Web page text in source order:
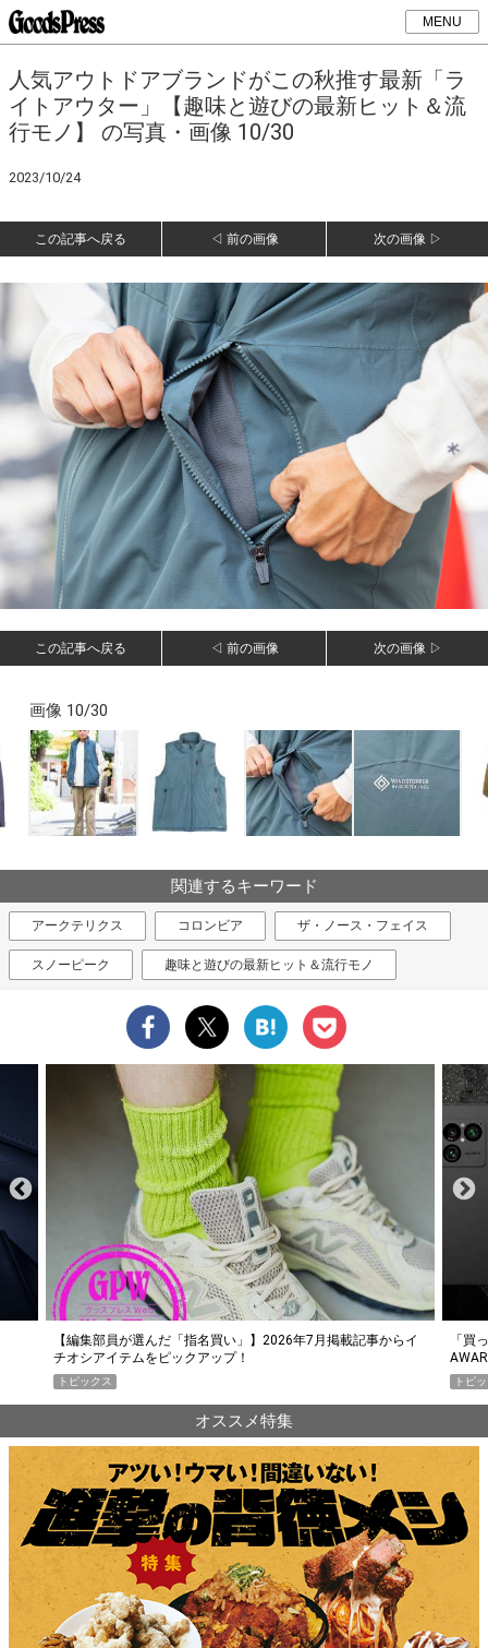
MENU
人気アウトドアブランドがこの秋推す最新「ラ
イトアウター」【趣味と遊びの最新ヒット＆流
行モノ】 の写真・画像 10/30
2023/10/24
この記事へ戻る ◁ 前の画像 次の画像 ▷
この記事へ戻る ◁ 前の画像 次の画像 ▷
画像 10/30
関連するキーワード
アークテリクス コロンビア ザ・ノース・フェイス
スノーピーク 趣味と遊びの最新ヒット＆流行モノ
「買って損なし」の極上スマホ5選【GoodsPress 2026上半期
AWARD】
トピックス
薄着
PR
オススメ特集